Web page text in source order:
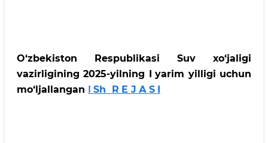
O‘zbеkistоn Rеspublikаsi Suv хo‘jаligi
vаzirligining 2025-yilning I yarim yilligi uchun
mo‘ljаllаngаn I Sh R Е J А S I